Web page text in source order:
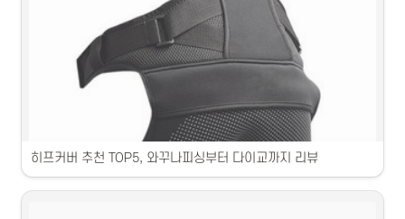
어신찌 제품의 특징과 장점을 자세히 소개합니다.
히프커버 추천 TOP5, 와꾸나피싱부터 다이교까지 리뷰